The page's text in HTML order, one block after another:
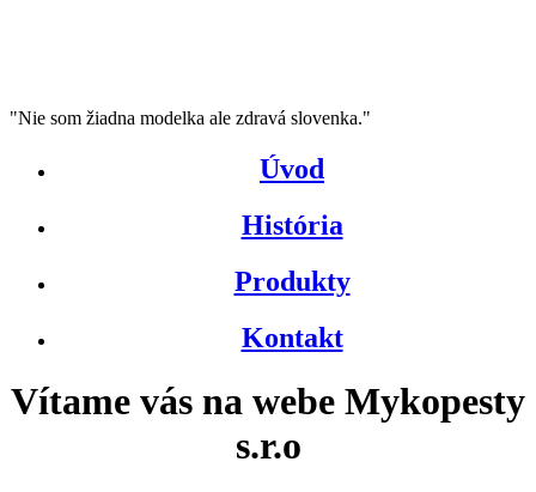
"Nie som žiadna modelka ale zdravá slovenka."
Úvod
História
Produkty
Kontakt
Vítame vás na webe Mykopesty
s.r.o